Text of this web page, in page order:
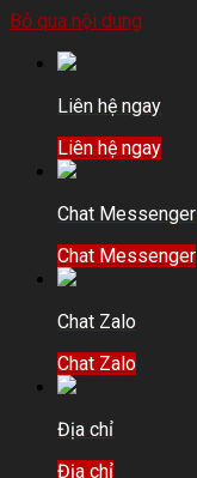
Bỏ qua nội dung
Liên hệ ngay
Liên hệ ngay
Chat Messenger
Chat Messenger
Chat Zalo
Chat Zalo
Địa chỉ
Địa chỉ